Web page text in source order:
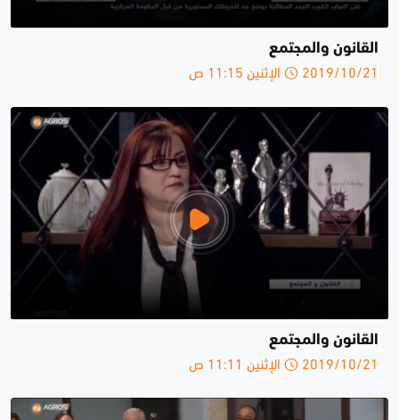
القانون والمجتمع
2019/10/21 الإثنين 11:15 ص
القانون والمجتمع
2019/10/21 الإثنين 11:11 ص